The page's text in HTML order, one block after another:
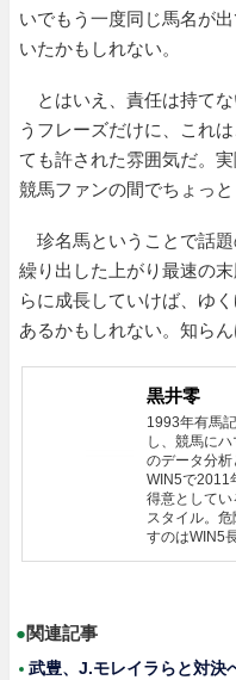
いでもう一度同じ馬名が
いたかもしれない。
とはいえ、責任は持て
うフレーズだけに、これ
ても許された雰囲気だ。
競馬ファンの間でちょっと
珍名馬ということで話
繰り出した上がり最速の
らに成長していけば、ゆ
あるかもしれない。知らん
黒井零
1993年有馬
し、競馬に
のデータ分
WIN5で2011
得意として
スタイル。
すのはWIN5
●関連記事
武豊、J.モレイラらと対決